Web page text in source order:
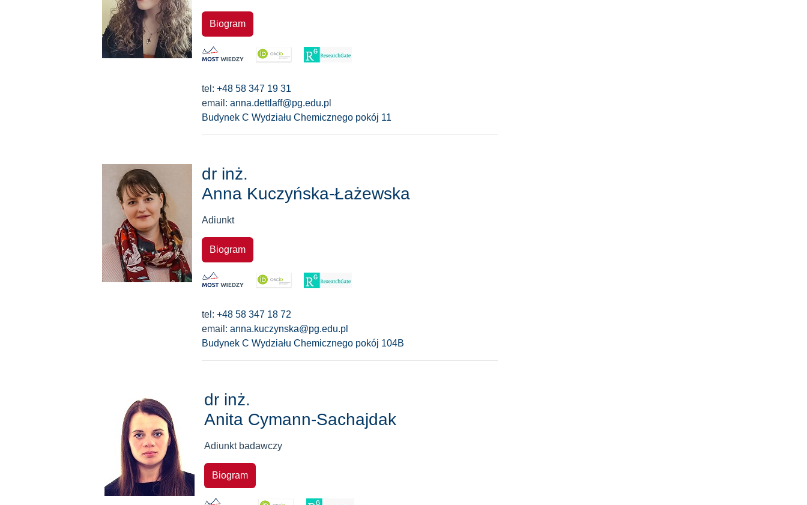
Biogram
tel: +48 58 347 19 31
email: anna.dettlaff@pg.edu.p
Budynek C Wydziału Chemicznego pokój 11
dr inż.
Anna Kuczyńska-Łażewska
Adiunkt
Biogram
tel: +48 58 347 18 72
email: anna.kuczynska@pg.edu.pl
Budynek C Wydziału Chemicznego pokój 104B
dr inż.
Anita Cymann-Sachajdak
Adiunkt badawczy
Biogram